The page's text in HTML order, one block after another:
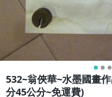
532~翁俠華~水墨國畫
分45公分~免運費)